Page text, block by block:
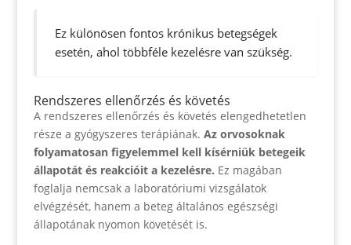
Ez különösen fontos krónikus betegségek
esetén, ahol többféle kezelésre van szükség.
Rendszeres ellenőrzés és követés
A rendszeres ellenőrzés és követés elengedhetetlen
része a gyógyszeres terápiának. Az orvosoknak
folyamatosan figyelemmel kell kísérniük betegeik
állapotát és reakcióit a kezelésre. Ez magában
foglalja nemcsak a laboratóriumi vizsgálatok
elvégzését, hanem a beteg általános egészségi
állapotának nyomon követését is.